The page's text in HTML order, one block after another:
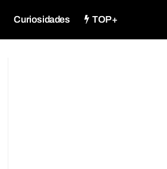
Curiosidades TOP+